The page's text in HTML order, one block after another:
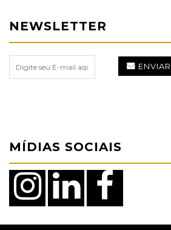
NEWSLETTER
ENVIAR
MÍDIAS SOCIAIS